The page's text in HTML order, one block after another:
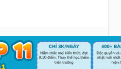
| Chính sách